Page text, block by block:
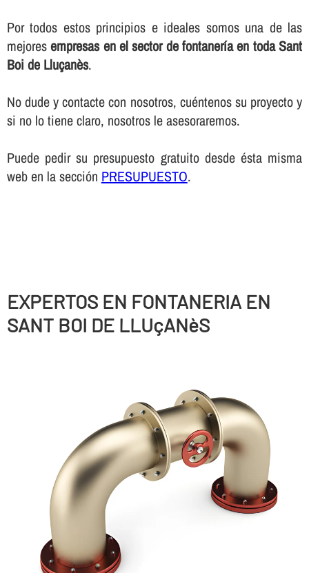
Por todos estos principios e ideales somos una de las
mejoresempresas en el sector de fontanerí­a en toda Sant
Boi de Lluçanès.
No dude y contacte con nosotros, cuéntenos su proyecto y
si no lo tiene claro, nosotros le asesoraremos.
Puede pedir su presupuesto gratuito desde ésta misma
web en la sección PRESUPUESTO.
EXPERTOS EN FONTANERIA EN
SANT BOI DE LLUçANèS